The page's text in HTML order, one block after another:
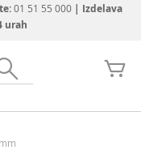
01 51 55 000| Izdelava
urah